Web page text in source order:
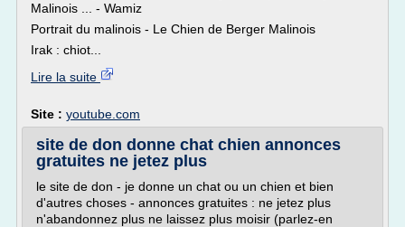
Malinois ... - Wamiz
Portrait du malinois - Le Chien de Berger Malinois
Irak : chiot...
Lire la suite
Site : youtube.com
site de don donne chat chien annonces
gratuites ne jetez plus
le site de don - je donne un chat ou un chien et bien
d'autres choses - annonces gratuites : ne jetez plus
n'abandonnez plus ne laissez plus moisir (parlez-en